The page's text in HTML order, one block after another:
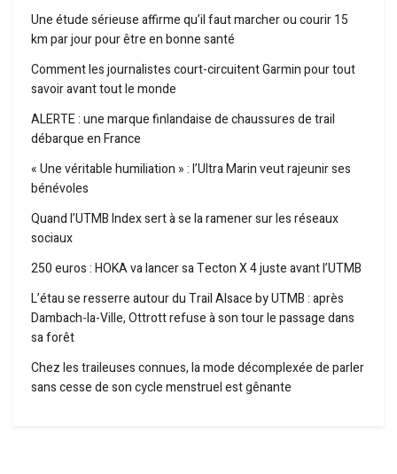
Une étude sérieuse affirme qu’il faut marcher ou courir 15
km par jour pour être en bonne santé
Comment les journalistes court-circuitent Garmin pour tout
savoir avant tout le monde
ALERTE : une marque finlandaise de chaussures de trail
débarque en France
« Une véritable humiliation » : l’Ultra Marin veut rajeunir ses
bénévoles
Quand l’UTMB Index sert à se la ramener sur les réseaux
sociaux
250 euros : HOKA va lancer sa Tecton X 4 juste avant l’UTMB
L’étau se resserre autour du Trail Alsace by UTMB : après
Dambach-la-Ville, Ottrott refuse à son tour le passage dans
sa forêt
Chez les traileuses connues, la mode décomplexée de parler
sans cesse de son cycle menstruel est gênante